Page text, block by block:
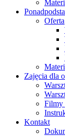
Oferta
Zajęcia dla
Filmy
Kontakt